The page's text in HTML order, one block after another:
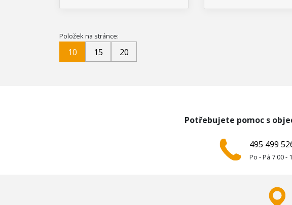
Položek na stránce:
10 15 20
Potřebujete pomoc s
495 499
Po - Pá 7:00 -